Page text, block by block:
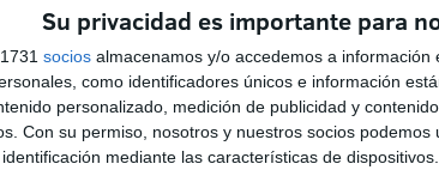
Su privacidad es importante para
socios almacenamos y/o accedemos a
como identificadores únicos e información
personalizado, medición de publicidad y
Con su permiso, nosotros y nuestros socios podemos
mediante las características de
y evacuación de
parecía llegar la calma pero pasadas las